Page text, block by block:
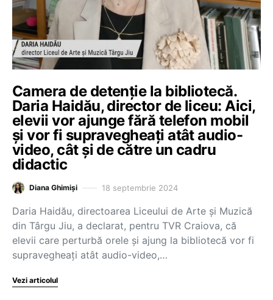
Camera de detenție la bibliotecă.
Daria Haidău, director de liceu: Aici,
elevii vor ajunge fără telefon mobil
și vor fi supravegheați atât audio-
video, cât și de către un cadru
didactic
Diana Ghimiși 18 septembrie 2024
Daria Haidău, directoarea Liceului de Arte și Muzică
din Târgu Jiu, a declarat, pentru TVR Craiova, că
elevii care perturbă orele și ajung la bibliotecă vor fi
supravegheați atât audio-video,…
Vezi articolul